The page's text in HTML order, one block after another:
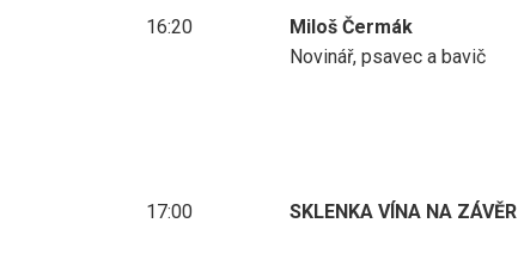
16:20
Miloš Čermák
Novinář, psavec a bavič
17:00 SKLENKA VÍNA NA ZÁVĚR